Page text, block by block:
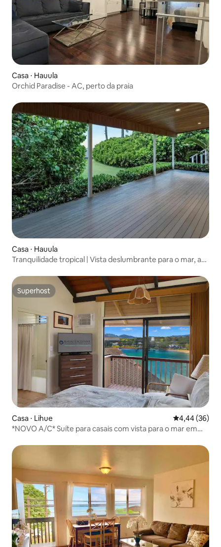
Casa ⋅ Hauula
Orchid Paradise - AC, perto da praia
Casa ⋅ Hauula
Tranquilidade tropical | Vista deslumbrante para o mar, ar-
Superhost
Superhost
Casa ⋅ Lihue 4,44 de uma
4,44 (36)
*NOVO A/C* Suíte para casais com vista para o mar em